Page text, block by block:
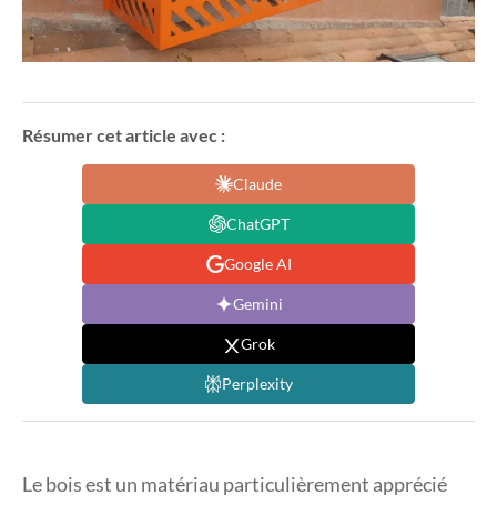
Résumer cet article avec :
Claude
ChatGPT
Google AI
Gemini
Grok
Perplexity
Le bois est un matériau particulièrement apprécié